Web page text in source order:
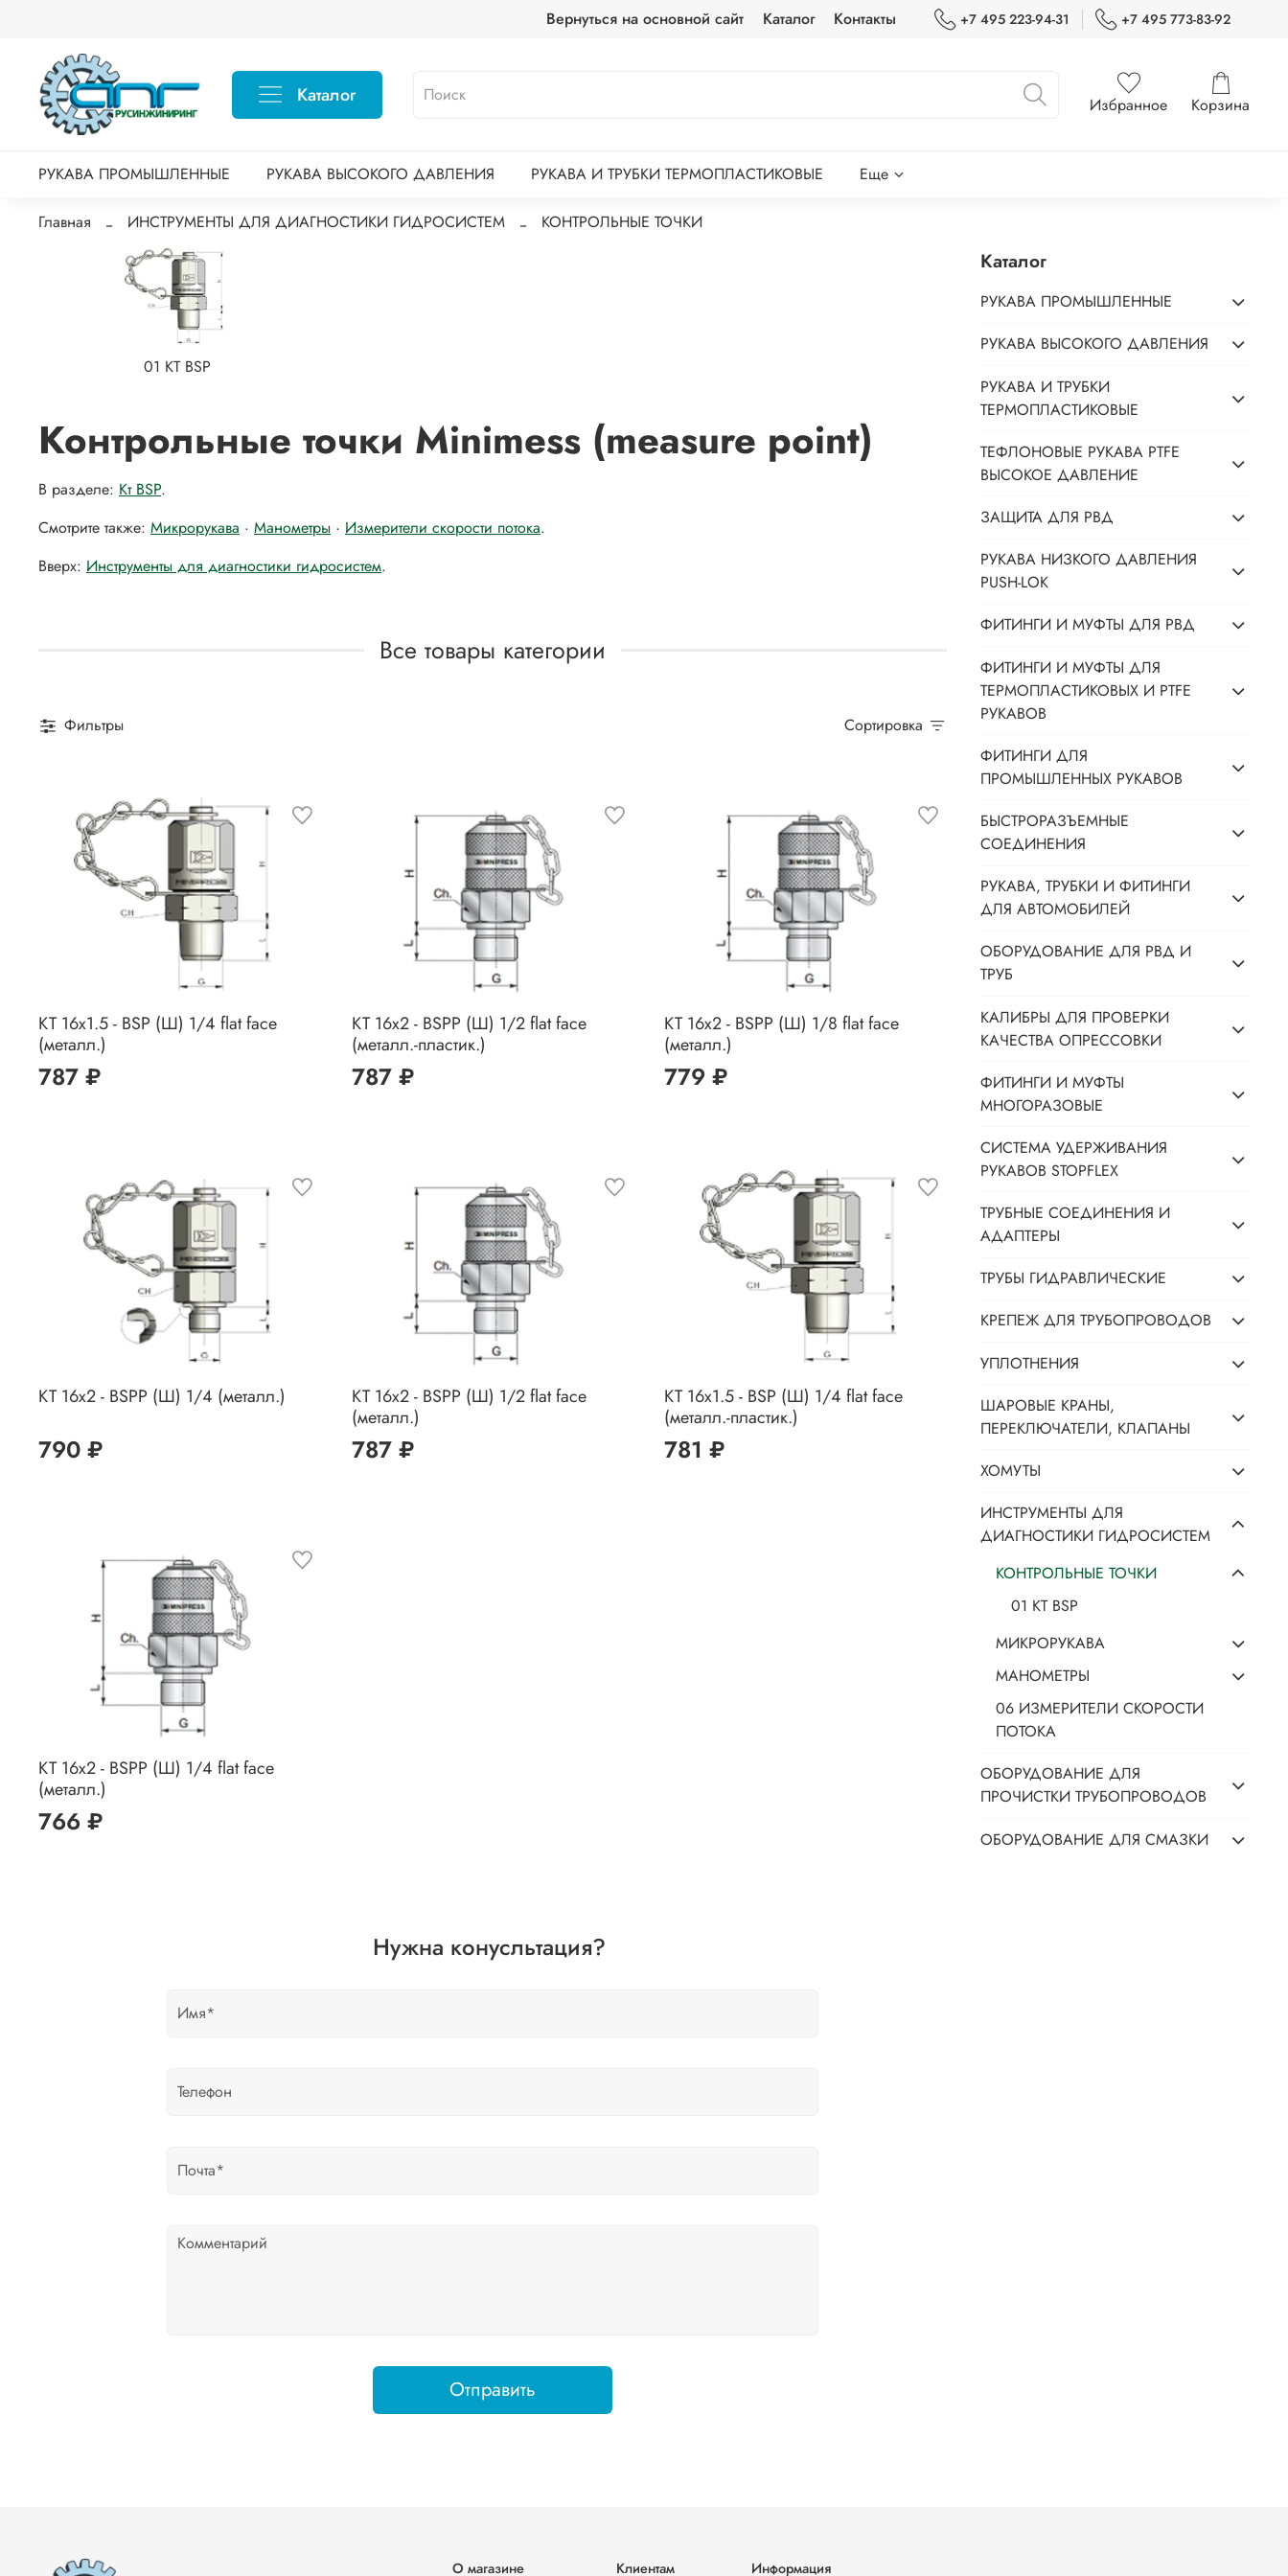
Вернуться на основной сайт Каталог Контакты +7 495 223-94-31 +7 495 773-83-92
Каталог Избранное Корзина
РУКАВА ПРОМЫШЛЕННЫЕ РУКАВА ВЫСОКОГО ДАВЛЕНИЯ РУКАВА И ТРУБКИ ТЕРМОПЛАСТИКОВЫЕ Еще
Главная ИНСТРУМЕНТЫ ДЛЯ ДИАГНОСТИКИ ГИДРОСИСТЕМ КОНТРОЛЬНЫЕ ТОЧКИ
01 КТ BSP
Контрольные точки Minimess (measure point)
В разделе: Кт BSP.
Смотрите также: Микрорукава · Манометры · Измерители скорости потока.
Вверх: Инструменты для диагностики гидросистем.
Все товары категории
Фильтры Сортировка
КТ 16x1.5 - BSP (Ш) 1/4 flat face
(металл.)
787 ₽
КТ 16x2 - BSPP (Ш) 1/2 flat face
(металл.-пластик.)
787 ₽
КТ 16x2 - BSPP (Ш) 1/8 flat face
(металл.)
779 ₽
КТ 16x2 - BSPP (Ш) 1/4 (металл.)
790 ₽
КТ 16x2 - BSPP (Ш) 1/2 flat face
(металл.)
787 ₽
КТ 16x1.5 - BSP (Ш) 1/4 flat face
(металл.-пластик.)
781 ₽
КТ 16x2 - BSPP (Ш) 1/4 flat face
(металл.)
766 ₽
Нужна конусльтация?
Отправить
Каталог
РУКАВА ПРОМЫШЛЕННЫЕ
РУКАВА ВЫСОКОГО ДАВЛЕНИЯ
РУКАВА И ТРУБКИ
ТЕРМОПЛАСТИКОВЫЕ
ТЕФЛОНОВЫЕ РУКАВА PTFE
ВЫСОКОЕ ДАВЛЕНИЕ
ЗАЩИТА ДЛЯ РВД
РУКАВА НИЗКОГО ДАВЛЕНИЯ
PUSH-LOK
ФИТИНГИ И МУФТЫ ДЛЯ РВД
ФИТИНГИ И МУФТЫ ДЛЯ
ТЕРМОПЛАСТИКОВЫХ И PTFE
РУКАВОВ
ФИТИНГИ ДЛЯ
ПРОМЫШЛЕННЫХ РУКАВОВ
БЫСТРОРАЗЪЕМНЫЕ
СОЕДИНЕНИЯ
РУКАВА, ТРУБКИ И ФИТИНГИ
ДЛЯ АВТОМОБИЛЕЙ
ОБОРУДОВАНИЕ ДЛЯ РВД И
ТРУБ
КАЛИБРЫ ДЛЯ ПРОВЕРКИ
КАЧЕСТВА ОПРЕССОВКИ
ФИТИНГИ И МУФТЫ
МНОГОРАЗОВЫЕ
СИСТЕМА УДЕРЖИВАНИЯ
РУКАВОВ STOPFLEX
ТРУБНЫЕ СОЕДИНЕНИЯ И
АДАПТЕРЫ
ТРУБЫ ГИДРАВЛИЧЕСКИЕ
КРЕПЕЖ ДЛЯ ТРУБОПРОВОДОВ
УПЛОТНЕНИЯ
ШАРОВЫЕ КРАНЫ,
ПЕРЕКЛЮЧАТЕЛИ, КЛАПАНЫ
ХОМУТЫ
ИНСТРУМЕНТЫ ДЛЯ
ДИАГНОСТИКИ ГИДРОСИСТЕМ
КОНТРОЛЬНЫЕ ТОЧКИ
01 КТ BSP
МИКРОРУКАВА
МАНОМЕТРЫ
06 ИЗМЕРИТЕЛИ СКОРОСТИ
ПОТОКА
ОБОРУДОВАНИЕ ДЛЯ
ПРОЧИСТКИ ТРУБОПРОВОДОВ
ОБОРУДОВАНИЕ ДЛЯ СМАЗКИ
О магазине Клиентам Информация